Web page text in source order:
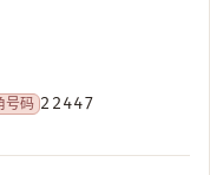
号码 22447